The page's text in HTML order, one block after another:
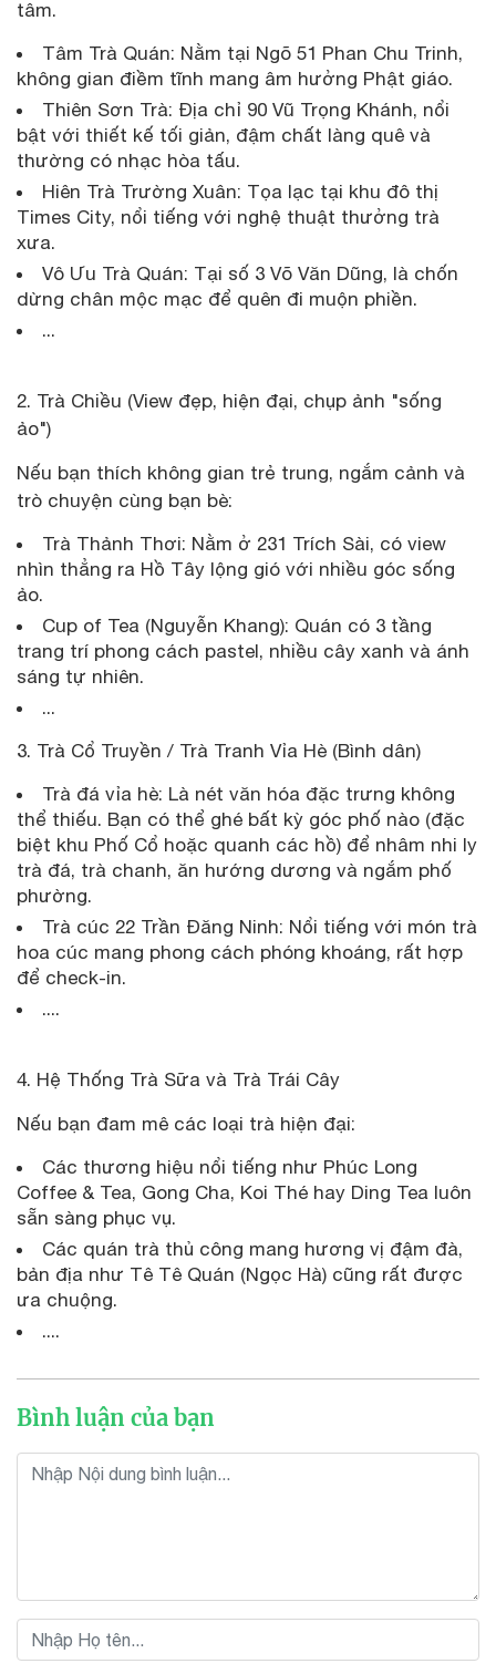
tâm.
Tâm Trà Quán: Nằm tại Ngõ 51 Phan Chu Trinh,
không gian điềm tĩnh mang âm hưởng Phật giáo.
Thiên Sơn Trà: Địa chỉ 90 Vũ Trọng Khánh, nổi
bật với thiết kế tối giản, đậm chất làng quê và
thường có nhạc hòa tấu.
Hiên Trà Trường Xuân: Tọa lạc tại khu đô thị
Times City, nổi tiếng với nghệ thuật thưởng trà
xưa.
Vô Ưu Trà Quán: Tại số 3 Võ Văn Dũng, là chốn
dừng chân mộc mạc để quên đi muộn phiền.
...
2. Trà Chiều (View đẹp, hiện đại, chụp ảnh "sống
ảo")
Nếu bạn thích không gian trẻ trung, ngắm cảnh và
trò chuyện cùng bạn bè:
Trà Thảnh Thơi: Nằm ở 231 Trích Sài, có view
nhìn thẳng ra Hồ Tây lộng gió với nhiều góc sống
ảo.
Cup of Tea (Nguyễn Khang): Quán có 3 tầng
trang trí phong cách pastel, nhiều cây xanh và ánh
sáng tự nhiên.
...
3. Trà Cổ Truyền / Trà Tranh Vỉa Hè (Bình dân)
Trà đá vỉa hè: Là nét văn hóa đặc trưng không
thể thiếu. Bạn có thể ghé bất kỳ góc phố nào (đặc
biệt khu Phố Cổ hoặc quanh các hồ) để nhâm nhi ly
trà đá, trà chanh, ăn hướng dương và ngắm phố
phường.
Trà cúc 22 Trần Đăng Ninh: Nổi tiếng với món trà
hoa cúc mang phong cách phóng khoáng, rất hợp
để check-in.
....
4. Hệ Thống Trà Sữa và Trà Trái Cây
Nếu bạn đam mê các loại trà hiện đại:
Các thương hiệu nổi tiếng như Phúc Long
Coffee & Tea, Gong Cha, Koi Thé hay Ding Tea luôn
sẵn sàng phục vụ.
Các quán trà thủ công mang hương vị đậm đà,
bản địa như Tê Tê Quán (Ngọc Hà) cũng rất được
ưa chuộng.
....
Bình luận của bạn